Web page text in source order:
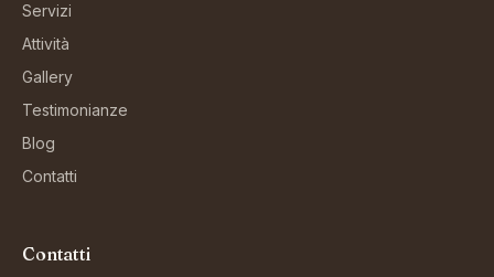
Servizi
Attività
Gallery
Testimonianze
Blog
Contatti
Contatti